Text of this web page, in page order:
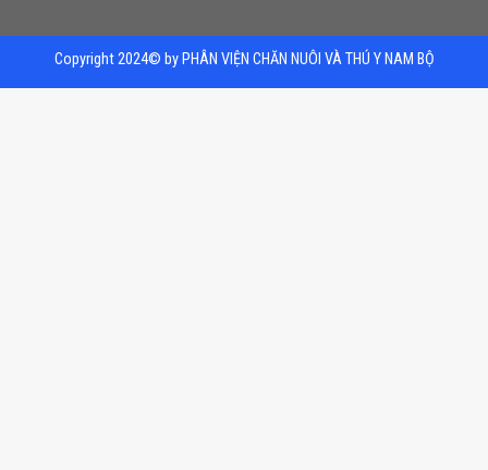
Copyright 2024© by PHÂN VIỆN CHĂN NUÔI VÀ THÚ Y NAM BỘ